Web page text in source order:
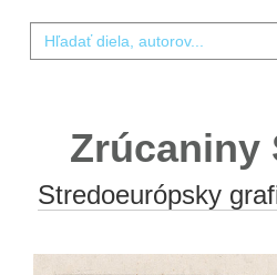
Zrúcaniny
Stredoeurópsky